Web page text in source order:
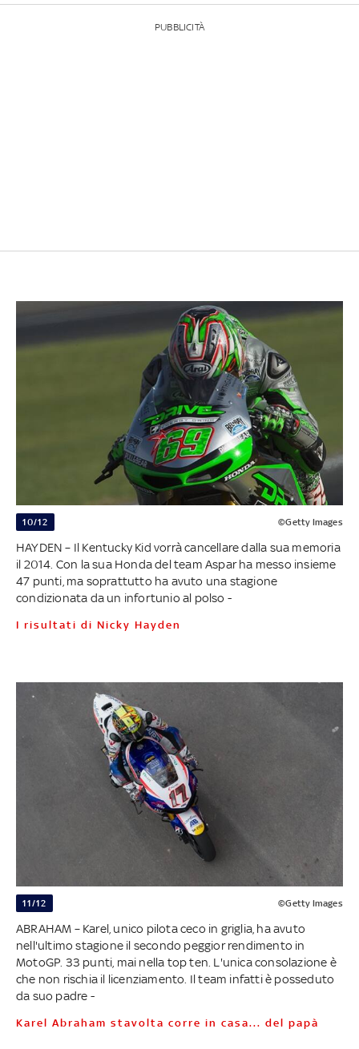
PUBBLICITÀ
10/12 ©Getty Images
HAYDEN – Il Kentucky Kid vorrà cancellare dalla sua memoria
il 2014. Con la sua Honda del team Aspar ha messo insieme
47 punti, ma soprattutto ha avuto una stagione
condizionata da un infortunio al polso -
I risultati di Nicky Hayden
11/12 ©Getty Images
ABRAHAM – Karel, unico pilota ceco in griglia, ha avuto
nell'ultimo stagione il secondo peggior rendimento in
MotoGP. 33 punti, mai nella top ten. L'unica consolazione è
che non rischia il licenziamento. Il team infatti è posseduto
da suo padre -
Karel Abraham stavolta corre in casa... del papà